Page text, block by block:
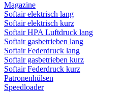
Magazine
Softair elektrisch lang
Softair elektrisch kurz
Softair HPA Luftdruck lang
Softair gasbetrieben lang
Softair Federdruck lang
Softair gasbetrieben kurz
Softair Federdruck kurz
Patronenhülsen
Speedloader